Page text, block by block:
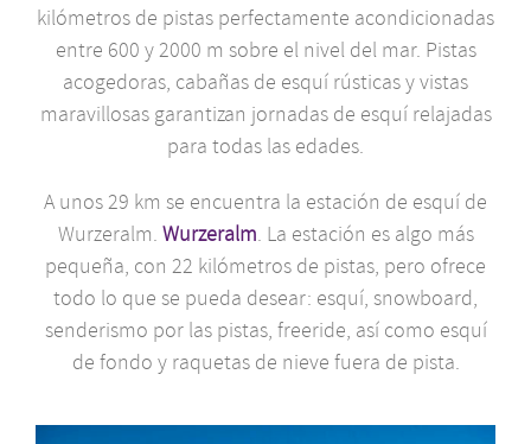
kilómetros de pistas perfectamente acondicionadas
entre 600 y 2000 m sobre el nivel del mar. Pistas
acogedoras, cabañas de esquí rústicas y vistas
maravillosas garantizan jornadas de esquí relajadas
para todas las edades.
A unos 29 km se encuentra la estación de esquí de
Wurzeralm. Wurzeralm. La estación es algo más
pequeña, con 22 kilómetros de pistas, pero ofrece
todo lo que se pueda desear: esquí, snowboard,
senderismo por las pistas, freeride, así como esquí
de fondo y raquetas de nieve fuera de pista.